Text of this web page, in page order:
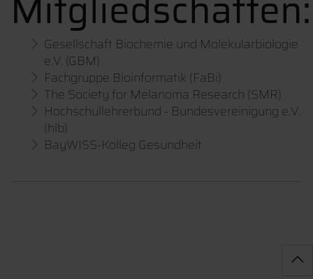
Gesellschaft Biochemie und Molekularbiologie
e.V. (GBM)
Fachgruppe Bioinformatik (FaBi)
The Society for Melanoma Research (SMR)
Hochschullehrerbund - Bundesvereinigung e.V.
(hlb)
BayWISS-Kolleg Gesundheit